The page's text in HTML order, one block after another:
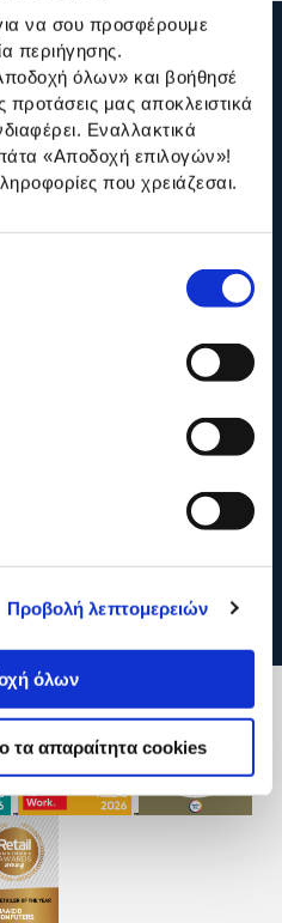
να σου προσφέρουμε
περιήγησης.
όλων» και βοήθησέ
μας αποκλειστικά
Εναλλακτικά
«Αποδοχή επιλογών»!
που χρειάζεσαι.
Προβολή λεπτομερειών
όλων
τα απαραίτητα cookies
2895000